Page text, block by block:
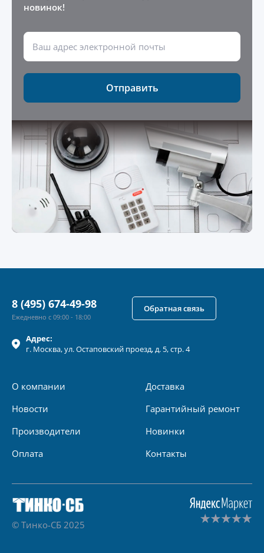
новинок!
Отправить
Адрес:
г. Москва, ул.Остаповский проезд, д. 5, стр. 4
О компании
Новости
Производители
Оплата
Доставка
Гарантийный ремонт
Новинки
Контакты
8 (495) 674-49-98
Ежедневно с 09:00 - 18:00
Обратная связь
© Тинко-СБ 2025